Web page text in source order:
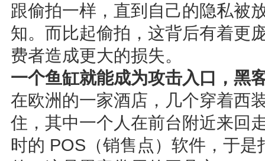
跟偷拍一样，直到自己的隐私被
知。而比起偷拍，这背后有着更
费者造成更大的损失。
一个鱼缸就能成为攻击入口，黑
在欧洲的一家酒店，几个穿着西
住，其中一个人在前台附近来回
时的 POS（销售点）软件，于